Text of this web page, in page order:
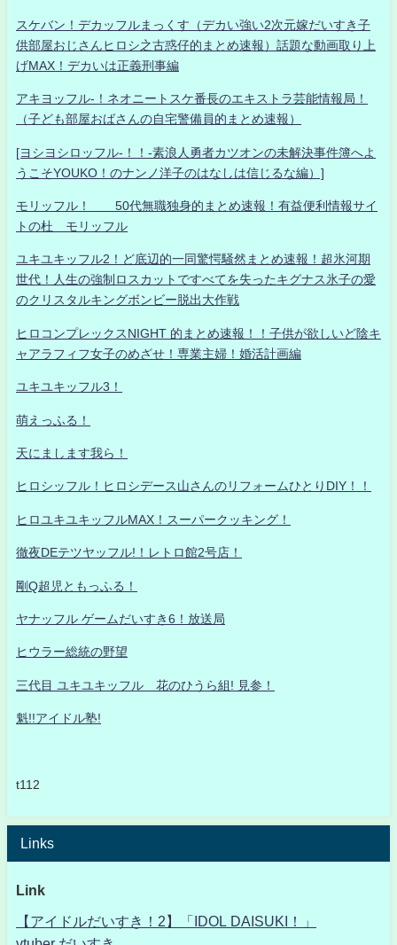
スケバン！デカッフルまっくす（デカい強い2次元嫁だいすき子
供部屋おじさんヒロシ之古惑仔的まとめ速報）話題な動画取り上
げMAX！デカいは正義刑事編
アキヨッフル-！ネオニートスケ番長のエキストラ芸能情報局！
（子ども部屋おばさんの自宅警備員的まとめ速報）
[ヨシヨシロッフル-！！-素浪人勇者カツオンの未解決事件簿へよ
うこそYOUKO！のナンノ洋子のはなしは信じるな編）]
モリッフル！ 50代無職独身的まとめ速報！有益便利情報サイ
トの杜 モリッフル
ユキユキッフル2！ど底辺的一同驚愕騒然まとめ速報！超氷河期
世代！人生の強制ロスカットですべてを失ったキグナス氷子の愛
のクリスタルキングボンビー脱出大作戦
ヒロコンプレックスNIGHT 的まとめ速報！！子供が欲しいど陰キ
ャアラフィフ女子のめざせ！専業主婦！婚活計画編
ユキユキッフル3！
萌えっふる！
天にまします我ら！
ヒロシッフル！ヒロシデース山さんのリフォームひとりDIY！！
ヒロユキユキッフルMAX！スーパークッキング！
徹夜DEテツヤッフル!！レトロ館2号店！
剛Q超児ともっふる！
ヤナッフル ゲームだいすき6！放送局
ヒウラー総統の野望
三代目 ユキユキッフル 花のひうら組! 見参！
魁!!アイドル塾!
t112
Links
Link
【アイドルだいすき！2】「IDOL DAISUKI！」